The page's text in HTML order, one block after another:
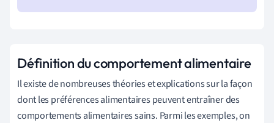
Définition du comportement alimentaire
Il existe de nombreuses théories et explications sur la façon
dont les préférences alimentaires peuvent entraîner des
comportements alimentaires sains. Parmi les exemples, on